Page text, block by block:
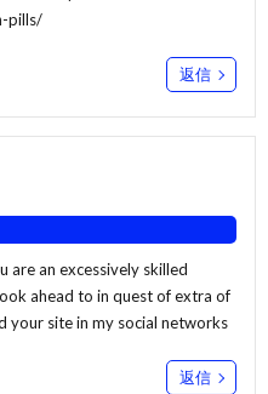
pills/
返信
are an excessively skilled
ahead to in quest of extra of
your site in my social networks
返信